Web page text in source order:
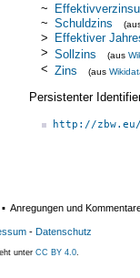
~
~ Schuldzins
> Effektiver
> Sollzins (aus
< Zins (aus
Persistenter
http://
Anregungen und
- Datenschutz
unter CC BY 4.0